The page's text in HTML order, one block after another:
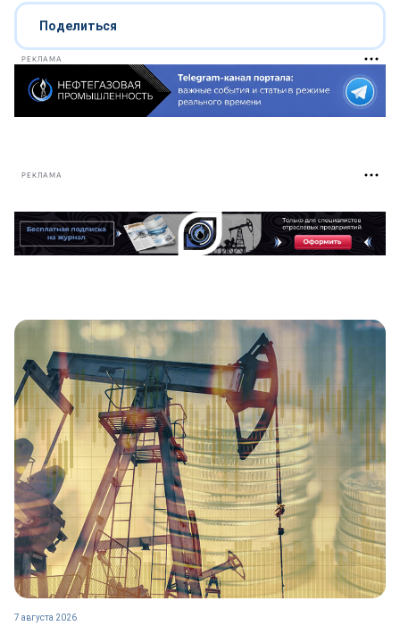
Поделиться
РЕКЛАМА
РЕКЛАМА
7 августа 2026